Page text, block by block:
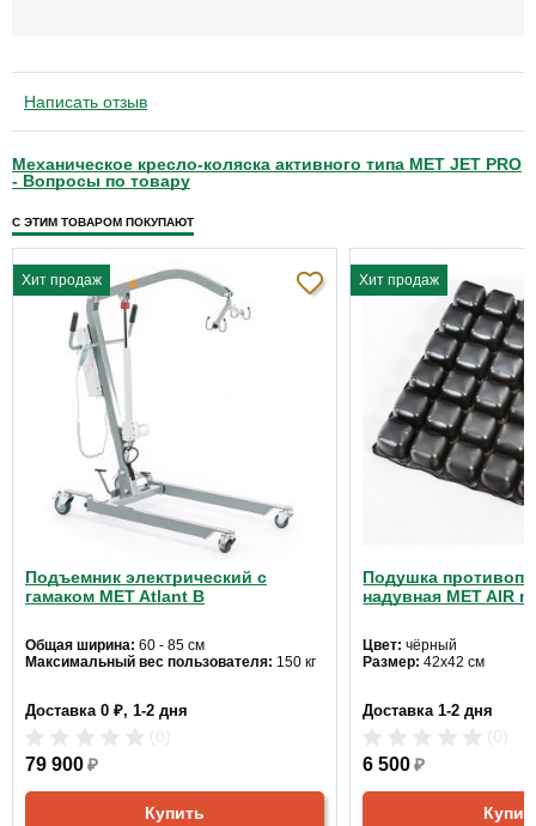
Написать отзыв
Механическое кресло-коляска активного типа MET JET PRO
- Вопросы по товару
С ЭТИМ ТОВАРОМ ПОКУПАЮТ
Хит продаж
Подъемник электрический с
гамаком MET Atlant B
Общая ширина: 60 - 85 см
Максимальный вес пользователя: 150 кг
Доставка 0 ₽, 1-2 дня
79 900₽
Купить
Хит продаж
Подушка
надувная MET AIR
Цвет: чёрный
Размер: 42x42 см
Доставка 1-2 дня
6 500 ₽